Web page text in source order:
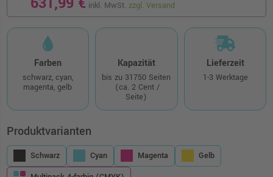
inkl. MwSt.zzgl. Versand
Farben
schwarz, cyan,
magenta, gelb
Kapazität
bis zu 31750 Seiten
(ca. 2 Cent /
Seite)
Lieferzeit
1-3 Werktage
Produktvarianten
Schwarz Cyan Magenta
Gelb